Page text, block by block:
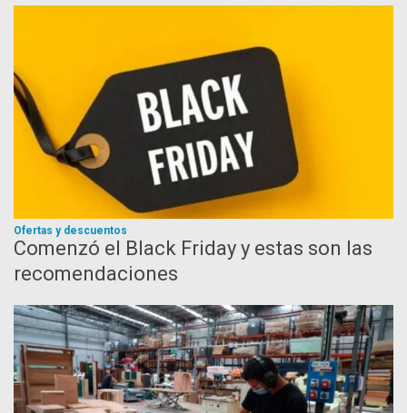
Ofertas y descuentos
Comenzó el Black Friday y estas son las
recomendaciones